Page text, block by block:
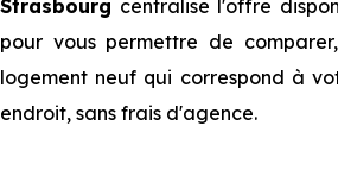
Strasbourg centralise l'offre
pour vous permettre de
logement neuf qui correspond à
endroit, sans frais d'agence.